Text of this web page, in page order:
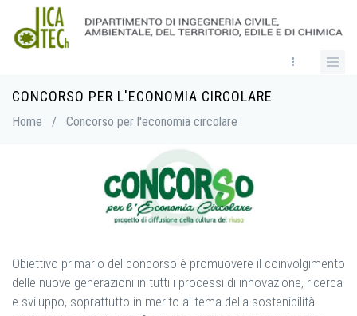
main
CONCORSO PER L'ECONOMIA CIRCOLARE
Breadcrumb
Home / Concorso per l'economia circolare
Obiettivo primario del concorso è promuovere il coinvolgimento
delle nuove generazioni in tutti i processi di innovazione, ricerca
e sviluppo, soprattutto in merito al tema della sostenibilità